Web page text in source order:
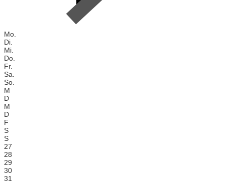
Mo.
Di.
Mi.
Do.
Fr.
Sa.
So.
M
D
M
D
F
S
S
27
28
29
30
31